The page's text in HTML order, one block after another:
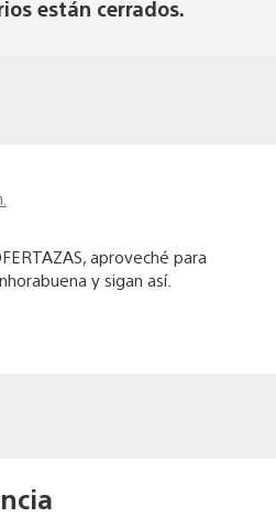
están cerrados.
aproveché para
y sigan así.